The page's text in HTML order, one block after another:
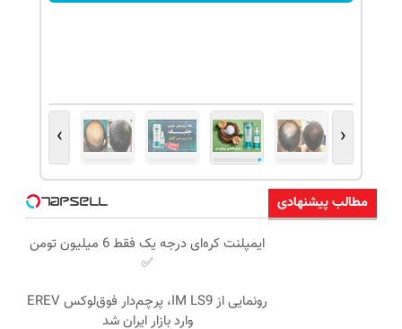
‹
›
مطالب پیشنهادی
ایمپلنت کره‌ای درجه یک فقط 6 میلیون تومن
✅
رونمایی از IM LS9، پرچم‌دار فوق‌لوکس EREV
وارد بازار ایران شد